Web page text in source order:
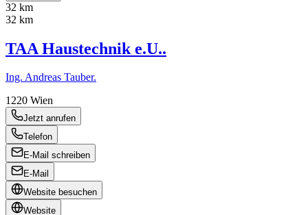
32 km
32 km
TAA Haustechnik e.U..
Ing. Andreas Tauber.
1220 Wien
Jetzt anrufen
Telefon
E-Mail schreiben
E-Mail
Website besuchen
Website